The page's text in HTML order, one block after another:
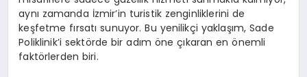
aynı zamanda İzmir’in turistik zenginliklerini de
keşfetme fırsatı sunuyor. Bu yenilikçi yaklaşım, Sade
Poliklinik’i sektörde bir adım öne çıkaran en önemli
faktörlerden biri.